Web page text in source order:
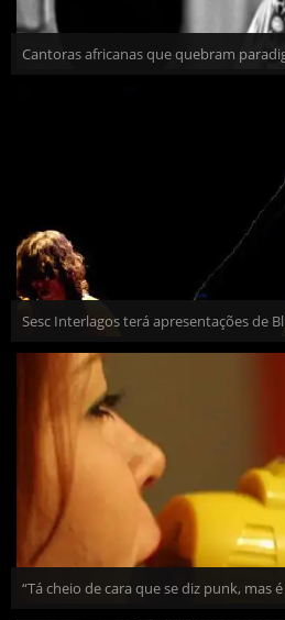
Cantoras africanas que quebram
Sesc Interlagos terá apresentações de
“Tá cheio de cara que se diz punk, mas